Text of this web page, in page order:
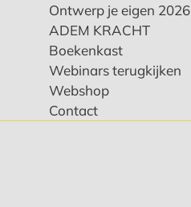
Ontwerp je eigen 2026
ADEM KRACHT
Boekenkast
Webinars terugkijken
Webshop
Contact